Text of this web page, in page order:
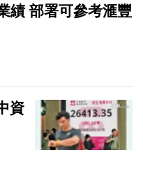
績 部署可參考滙豐
資